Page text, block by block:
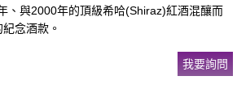
、與2000年的頂級希哈(Shiraz)紅酒混釀而
念酒款。
我要詢問